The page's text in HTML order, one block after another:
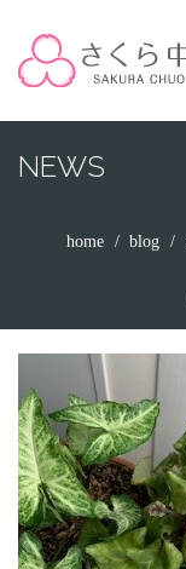
NEWS
home blog